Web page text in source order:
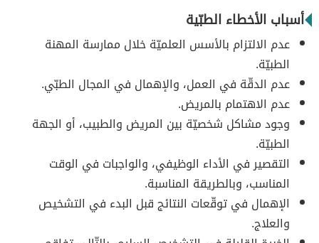
أسباب الأخطاء الطبّية
عدم الالتزام بالأسس العلميّة خلال ممارسة المهنة
الطبيّة.
عدم الدقّة في العمل، والإهمال في المجال الطبّي.
عدم الاهتمام بالمريض.
وجود مشاكل شخصيّة بين المريض والطبيب، أو الجهة
الطبيّة.
التقصير في الأداء الوظيفي، والواجبات في الوقت
المناسب، وبالطريقة المناسبة.
الإهمال في توقّعات النتائج قبل البدء في التشخيص
والعلاج.